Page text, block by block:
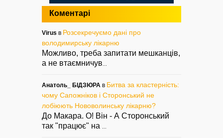
Коментарі
Virus в Розсекречуємо дані про
володимирську лікарню
Можливо, треба запитати мешканців,
а не втаємничув
Анатоль_ БІДЗЮРА в Битва за кластерність:
чому Сапожніков і Сторонський не
лобіюють Нововолинську лікарню?
До Макара. О! Він - А Сторонський
так "працює" на